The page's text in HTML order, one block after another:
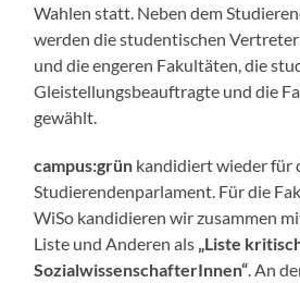
Wahlen statt. Neben dem
werden die studentischen
und die engeren Fakultäten, die
Gleistellungsbeauftragte und die
gewählt.
campus:grün kandidiert wieder für
Studierendenparlament. Für die
WiSo kandidieren wir zusammen
Liste und Anderen als „Liste
SozialwissenschafterInnen“ . An